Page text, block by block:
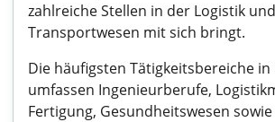
zahlreiche Stellen in der Logistik
Transportwesen mit sich bringt.
Die häufigsten Tätigkeitsbereiche
umfassen Ingenieurberufe,
Fertigung, Gesundheitswesen sowie